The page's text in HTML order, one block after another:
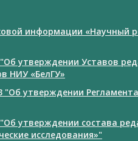
информации «Научный
утверждении Уставов
НИУ «БелГУ»
"Об утверждении
утверждении состава
исследования»"